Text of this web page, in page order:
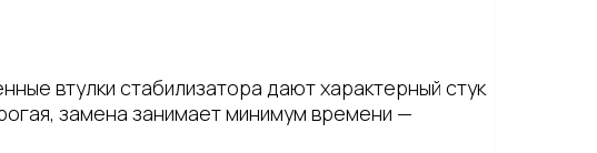
втулки стабилизатора дают характерный стук
замена занимает минимум времени —